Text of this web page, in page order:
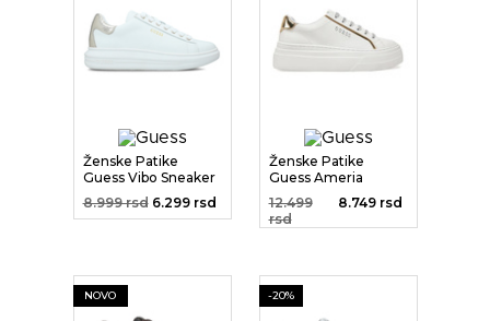
Ženske Patike
Guess Vibo Sneaker
Cupsole...
8.999 rsd 6.299 rsd
Ženske Patike
Guess Ameria
12.499
rsd
8.749 rsd
NOVO -20%